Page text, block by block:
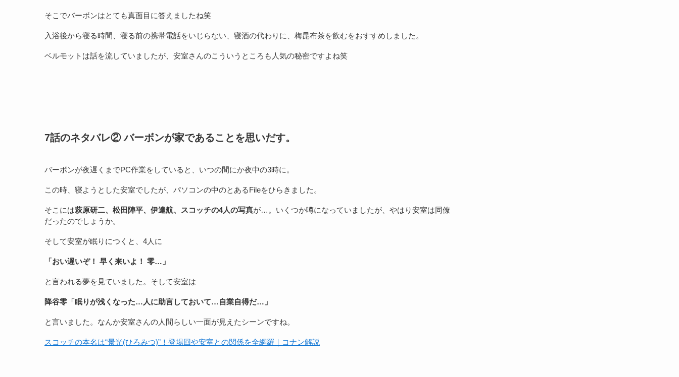
そこでバーボンはとても真面目に答えましたね笑
入浴後から寝る時間、寝る前の携帯電話をいじらない、寝酒の代わりに、梅昆布茶を飲むをおすすめしました。
ベルモットは話を流していましたが、安室さんのこういうところも人気の秘密ですよね笑
7話のネタバレ② バーボンが家であることを思いだす。
バーボンが夜遅くまでPC作業をしていると、いつの間にか夜中の3時に。
この時、寝ようとした安室でしたが、パソコンの中のとあるFileをひらきました。
そこには萩原研二、松田陣平、伊達航、スコッチの4人の写真が…。いくつか噂になっていましたが、やはり安室は同僚
だったのでしょうか。
そして安室が眠りにつくと、4人に
「おい遅いぞ！ 早く来いよ！ 零…」
と言われる夢を見ていました。そして安室は
降谷零「眠りが浅くなった…人に助言しておいて…自業自得だ…」
と言いました。なんか安室さんの人間らしい一面が見えたシーンですね。
スコッチの本名は“景光(ひろみつ)”！登場回や安室との関係を全網羅｜コナン解説